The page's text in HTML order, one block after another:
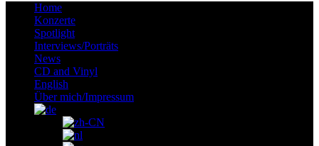
Home
Konzerte
Spotlight
Interviews/Porträts
News
CD and Vinyl
English
Über mich/Impressum